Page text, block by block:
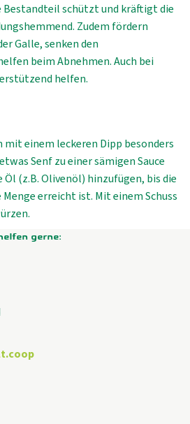
Bestandteil schützt und kräftigt die
Zudem fördern
Galle, senken den
beim Abnehmen. Auch bei
helfen.
mit einem leckeren Dipp besonders
Senf zu einer sämigen Sauce
Öl (z.B. Olivenöl) hinzufügen, bis die
erreicht ist. Mit einem Schuss
gerne:
www.facebook.com/
https://www.instagram.com/